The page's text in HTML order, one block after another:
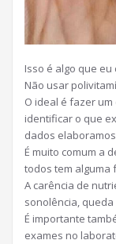
Isso é algo que
Não usar
O ideal é fazer
identificar o que
dados
É muito comum a
todos tem alguma
A carência de
sonolência,
É importante
exames no